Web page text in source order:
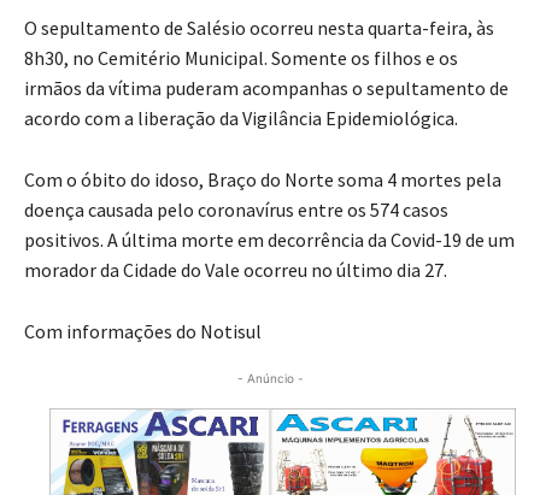
O sepultamento de Salésio ocorreu nesta quarta-feira, às
8h30, no Cemitério Municipal. Somente os filhos e os
irmãos da vítima puderam acompanhas o sepultamento de
acordo com a liberação da Vigilância Epidemiológica.
Com o óbito do idoso, Braço do Norte soma 4 mortes pela
doença causada pelo coronavírus entre os 574 casos
positivos. A última morte em decorrência da Covid-19 de um
morador da Cidade do Vale ocorreu no último dia 27.
Com informações do Notisul
- Anúncio -